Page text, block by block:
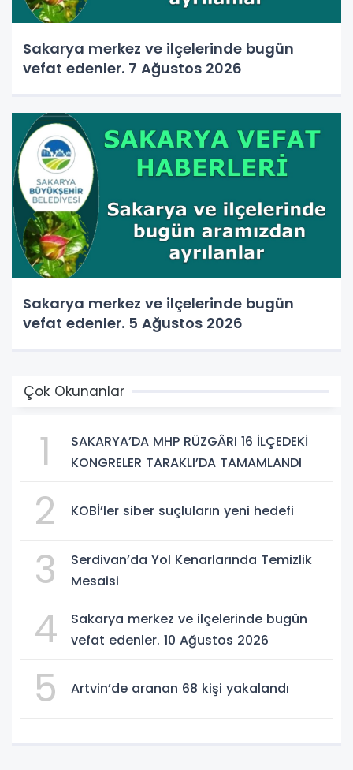
Sakarya merkez ve ilçelerinde bugün
vefat edenler. 7 Ağustos 2026
Sakarya merkez ve ilçelerinde bugün
vefat edenler. 5 Ağustos 2026
Çok Okunanlar
1
SAKARYA’DA MHP RÜZGÂRI 16 İLÇEDEKİ
KONGRELER TARAKLI’DA TAMAMLANDI
2 KOBİ’ler siber suçluların yeni hedefi
3
Serdivan’da Yol Kenarlarında Temizlik
Mesaisi
4
Sakarya merkez ve ilçelerinde bugün
vefat edenler. 10 Ağustos 2026
5 Artvin’de aranan 68 kişi yakalandı